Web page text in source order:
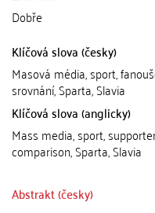
Dobře
Klíčová slova (česky)
Masová média, sport,
srovnání, Sparta, Slavia
Klíčová slova (anglicky)
Mass media, sport,
comparison, Sparta, Slavia
Abstrakt (česky)